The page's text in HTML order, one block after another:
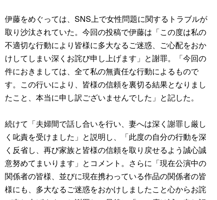
伊藤をめぐっては、SNS上で女性問題に関するトラブルが
取り沙汰されていた。今回の投稿で伊藤は「この度は私の
不適切な行動により皆様に多大なるご迷惑、ご心配をおか
けしてしまい深くお詫び申し上げます」と謝罪。「今回の
件におきましては、全て私の無責任な行動によるもので
す。この行いにより、皆様の信頼を裏切る結果となりまし
たこと、本当に申し訳ございませんでした」と記した。
続けて「夫婦間で話し合いを行い、妻へは深く謝罪し厳し
く叱責を受けました」と説明し、「此度の自分の行動を深
く反省し、再び家族と皆様の信頼を取り戻せるよう誠心誠
意努めてまいります」とコメント。さらに「現在公演中の
関係者の皆様、並びに現在携わっている作品の関係者の皆
様にも、多大なるご迷惑をおかけしましたこと心からお詫